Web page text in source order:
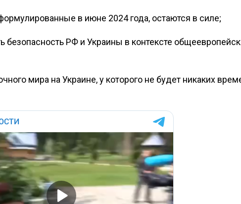
в июне 2024 года, остаются в силе;
РФ и Украины в контексте
мира на Украине, у которого не будет никаких